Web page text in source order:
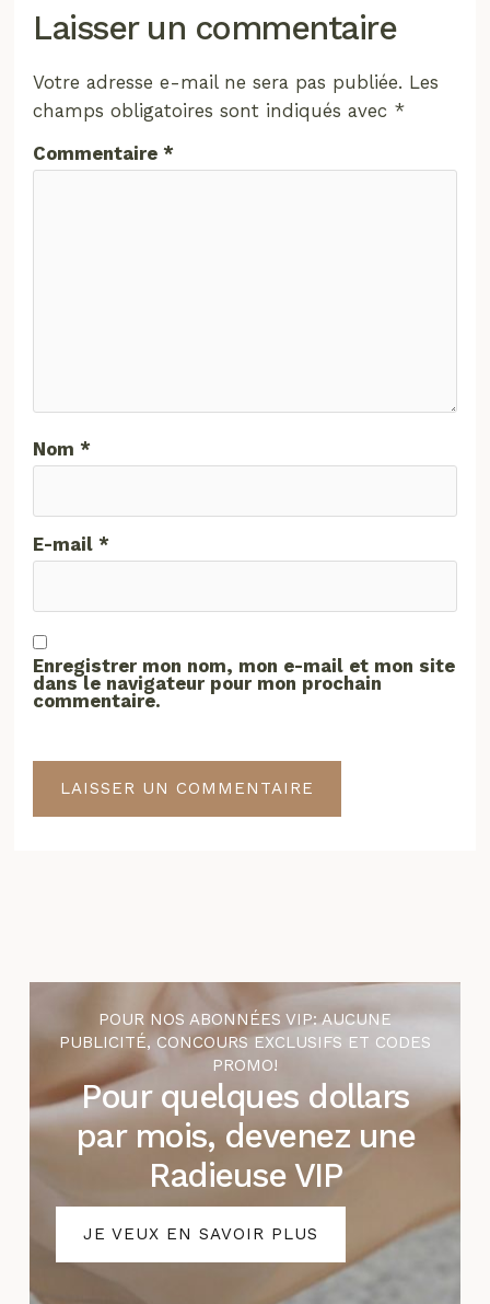
Laisser un commentaire
Votre adresse e-mail ne sera pas publiée. Les
champs obligatoires sont indiqués avec *
Commentaire*
Nom*
E-mail*
Enregistrer mon nom, mon e-mail et mon site
dans le navigateur pour mon prochain
commentaire.
POUR NOS ABONNÉES VIP: AUCUNE
PUBLICITÉ, CONCOURS EXCLUSIFS ET CODES
PROMO!
Pour quelques dollars
par mois, devenez une
Radieuse VIP
JE VEUX EN SAVOIR PLUS